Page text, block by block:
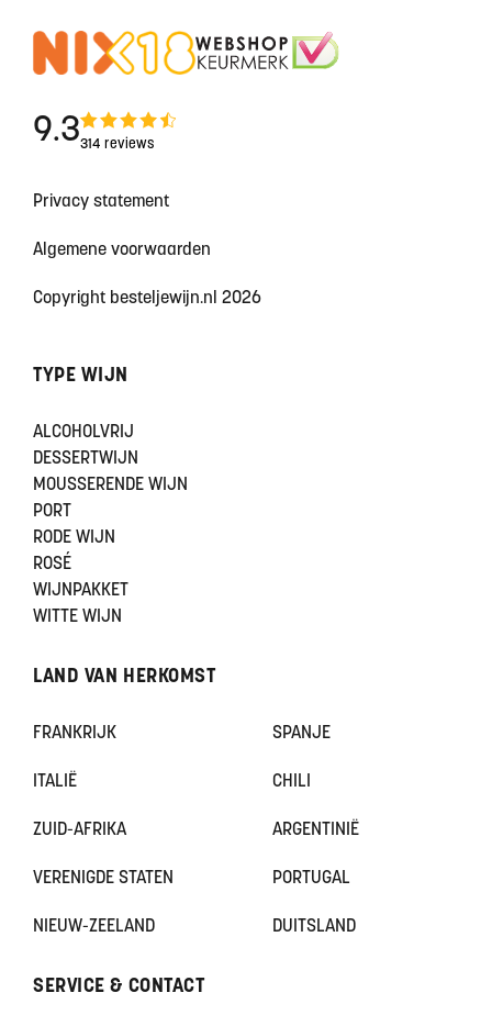
9.3314 reviews
Privacy statement
Algemene voorwaarden
Copyright besteljewijn.nl 2026
TYPE WIJN
ALCOHOLVRIJ
DESSERTWIJN
MOUSSERENDE WIJN
PORT
RODE WIJN
ROSÉ
WIJNPAKKET
WITTE WIJN
LAND VAN HERKOMST
FRANKRIJK SPANJE
ITALIË CHILI
ZUID-AFRIKA ARGENTINIË
VERENIGDE STATEN PORTUGAL
NIEUW-ZEELAND DUITSLAND
SERVICE & CONTACT